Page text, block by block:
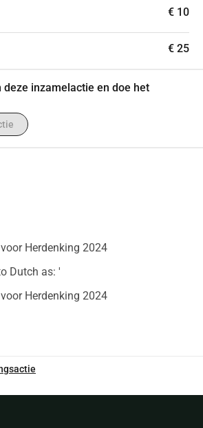
€ 10
€ 25
deze inzamelactie en doe het
Herdenking 2024
Dutch as: '
Herdenking 2024